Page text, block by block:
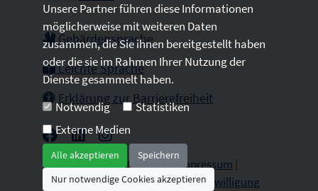
Gebärdensprache
Leichte Sprache
Erklärung zur Barrierefreiheit
2026 © All Rights Reserved.Impressum
Datenschutz|Sitemap|Cookie-Einwilligung
Unsere Partner führen diese Informationen
möglicherweise mit weiteren Daten
zusammen, die Sie ihnen bereitgestellt haben
oder die sie im Rahmen Ihrer Nutzung der
Dienste gesammelt haben.
Notwendig
Statistiken
Externe Medien
Alle akzeptieren
Speichern
Nur notwendige Cookies akzeptieren